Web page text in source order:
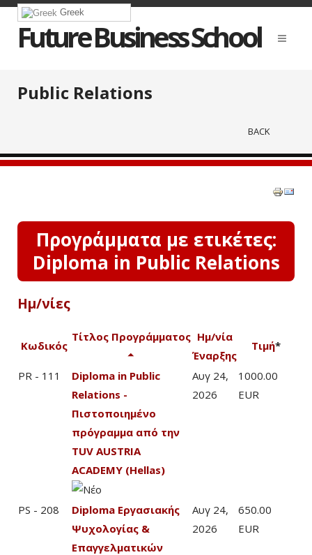
Greek
Future Business School
Public Relations
BACK
Προγράμματα με ετικέτες:
Diploma in Public Relations
Ημ/νίες
Κωδικός
Τίτλος Προγράμματος Ημ/νία
Έναρξης
Τιμή*
PR - 111
Diploma in Public
Relations -
Πιστοποιημένο
πρόγραμμα από την
TUV AUSTRIA
ACADEMY (Hellas)
Αυγ 24,
2026
1000.00
EUR
PS - 208
Diploma Εργασιακής
Ψυχολογίας &
Επαγγελματικών
Αυγ 24,
2026
650.00
EUR